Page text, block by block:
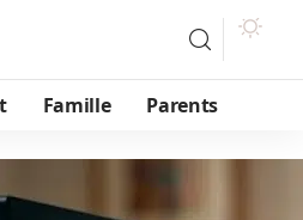
Famille Parents